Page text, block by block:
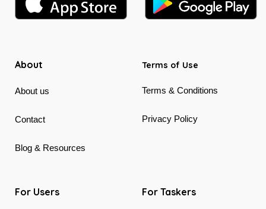
About
About us
Contact
Blog & Resources
Terms of Use
Terms & Conditions
Privacy Policy
For Users For Taskers